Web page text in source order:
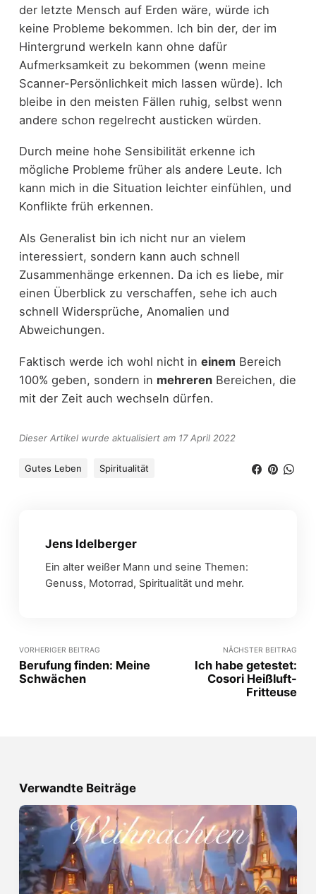
der letzte Mensch auf Erden wäre, würde ich
keine Probleme bekommen. Ich bin der, der im
Hintergrund werkeln kann ohne dafür
Aufmerksamkeit zu bekommen (wenn meine
Scanner-Persönlichkeit mich lassen würde). Ich
bleibe in den meisten Fällen ruhig, selbst wenn
andere schon regelrecht austicken würden.
Durch meine hohe Sensibilität erkenne ich
mögliche Probleme früher als andere Leute. Ich
kann mich in die Situation leichter einfühlen, und
Konflikte früh erkennen.
Als Generalist bin ich nicht nur an vielem
interessiert, sondern kann auch schnell
Zusammenhänge erkennen. Da ich es liebe, mir
einen Überblick zu verschaffen, sehe ich auch
schnell Widersprüche, Anomalien und
Abweichungen.
Faktisch werde ich wohl nicht in einem Bereich
100% geben, sondern in mehrerenBereichen, die
mit der Zeit auch wechseln dürfen.
Dieser Artikel wurde aktualisiert am 17 April 2022
Gutes Leben Spiritualität
Jens Idelberger
Ein alter weißer Mann und seine Themen:
Genuss, Motorrad, Spiritualität und mehr.
VORHERIGER BEITRAG
Berufung finden: Meine
Schwächen
NÄCHSTER BEITRAG
Ich habe getestet:
Cosori Heißluft-
Fritteuse
Verwandte Beiträge